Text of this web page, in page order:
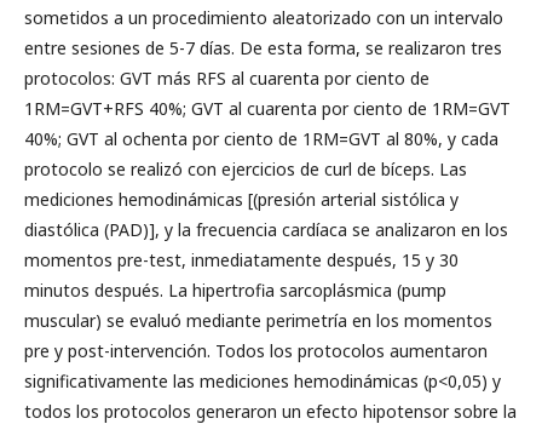
sometidos a un procedimiento aleatorizado con un intervalo
entre sesiones de 5-7 días. De esta forma, se realizaron tres
protocolos: GVT más RFS al cuarenta por ciento de
1RM=GVT+RFS 40%; GVT al cuarenta por ciento de 1RM=GVT
40%; GVT al ochenta por ciento de 1RM=GVT al 80%, y cada
protocolo se realizó con ejercicios de curl de bíceps. Las
mediciones hemodinámicas [(presión arterial sistólica y
diastólica (PAD)], y la frecuencia cardíaca se analizaron en los
momentos pre-test, inmediatamente después, 15 y 30
minutos después. La hipertrofia sarcoplásmica (pump
muscular) se evaluó mediante perimetría en los momentos
pre y post-intervención. Todos los protocolos aumentaron
significativamente las mediciones hemodinámicas (p<0,05) y
todos los protocolos generaron un efecto hipotensor sobre la